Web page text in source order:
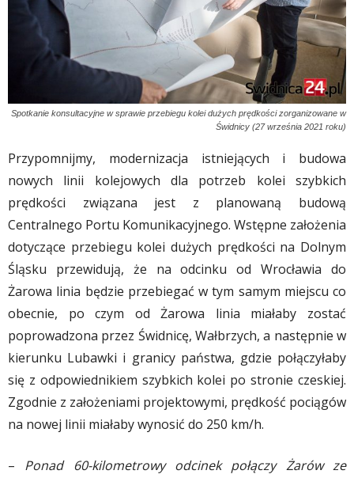
Spotkanie konsultacyjne w sprawie przebiegu kolei dużych prędkości zorganizowane w
Świdnicy (27 września 2021 roku)
Przypomnijmy, modernizacja istniejących i budowa
nowych linii kolejowych dla potrzeb kolei szybkich
prędkości związana jest z planowaną budową
Centralnego Portu Komunikacyjnego. Wstępne założenia
dotyczące przebiegu kolei dużych prędkości na Dolnym
Śląsku przewidują, że na odcinku od Wrocławia do
Żarowa linia będzie przebiegać w tym samym miejscu co
obecnie, po czym od Żarowa linia miałaby zostać
poprowadzona przez Świdnicę, Wałbrzych, a następnie w
kierunku Lubawki i granicy państwa, gdzie połączyłaby
się z odpowiednikiem szybkich kolei po stronie czeskiej.
Zgodnie z założeniami projektowymi, prędkość pociągów
na nowej linii miałaby wynosić do 250 km/h.
– Ponad 60-kilometrowy odcinek połączy Żarów ze